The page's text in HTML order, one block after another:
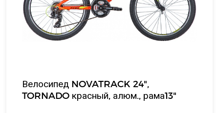
Велосипед NOVATRACK 24",
TORNADO красный, алюм., рама13"